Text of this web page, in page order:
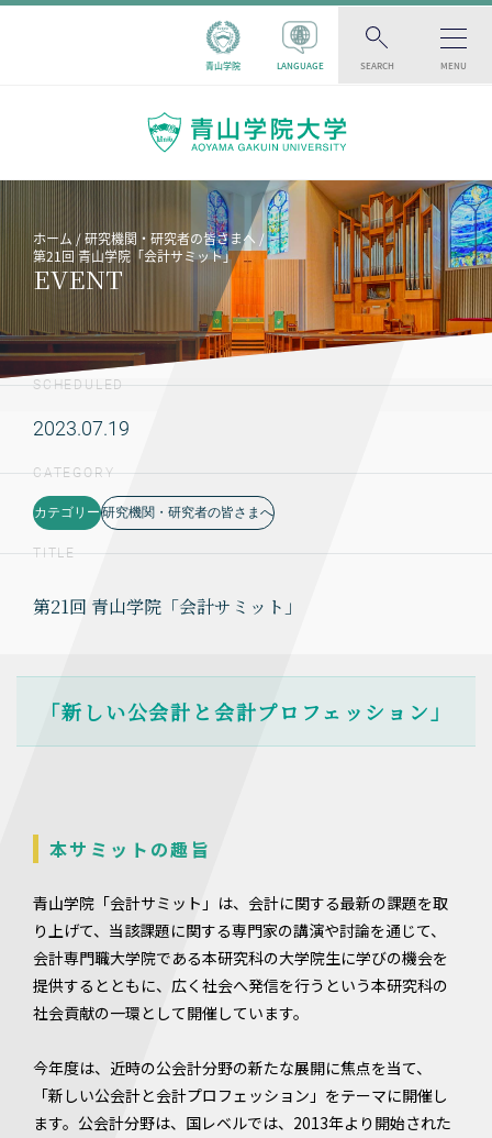
青山学院 LANGUAGE SEARCH MENU
ホーム
研究機関・研究者の皆さまへ
第21回 青山学院「会計サミット」
EVENT
SCHEDULED
2023.07.19
CATEGORY
カテゴリー 研究機関・研究者の皆さまへ
TITLE
第21回 青山学院「会計サミット」
「新しい公会計と会計プロフェッション」
本サミットの趣旨
青山学院「会計サミット」は、会計に関する最新の課題を取
り上げて、当該課題に関する専門家の講演や討論を通じて、
会計専門職大学院である本研究科の大学院生に学びの機会を
提供するとともに、広く社会へ発信を行うという本研究科の
社会貢献の一環として開催しています。
今年度は、近時の公会計分野の新たな展開に焦点を当て、
「新しい公会計と会計プロフェッション」をテーマに開催し
ます。公会計分野は、国レベルでは、2013年より開始された